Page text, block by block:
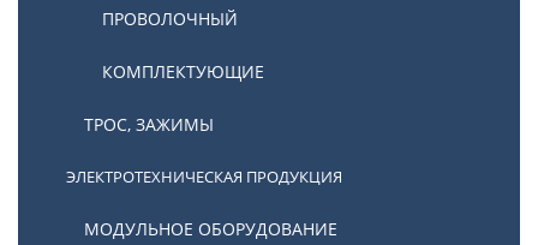
ПРОВОЛОЧНЫЙ
КОМПЛЕКТУЮЩИЕ
ТРОС, ЗАЖИМЫ
ЭЛЕКТРОТЕХНИЧЕСКАЯ ПРОДУКЦИЯ
МОДУЛЬНОЕ ОБОРУДОВАНИЕ